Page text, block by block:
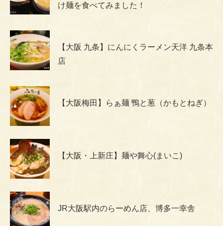
け麺を食べてみました！
【大阪 九条】にんにくラーメン天洋 九条本
店
【大阪梅田】らぁ麺 鴨と葱（かもとねぎ）
【大阪・上新庄】麺や舞心(まいこ)
JR大阪駅内のらーめん店、博多一幸舎